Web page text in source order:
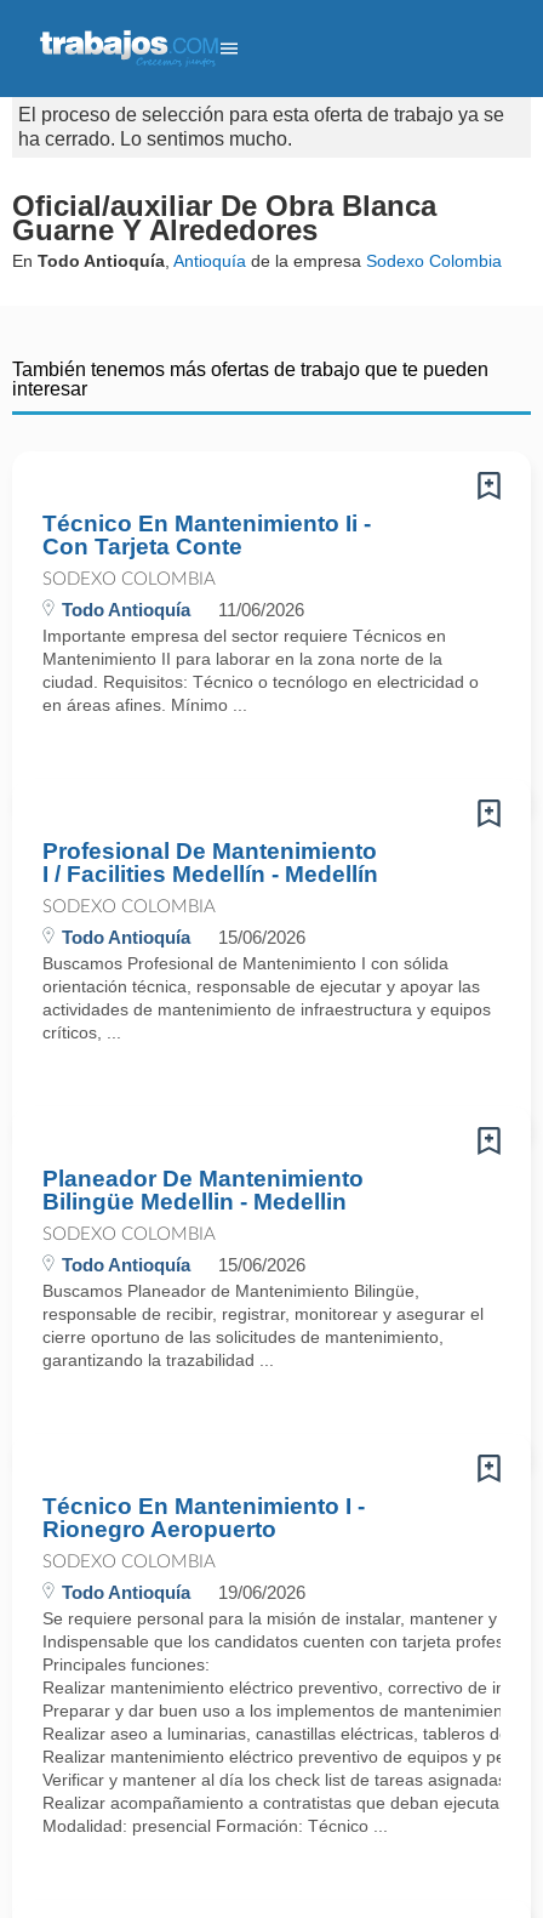
El proceso de selección para esta oferta de trabajo ya se
ha cerrado. Lo sentimos mucho.
Oficial/auxiliar De Obra Blanca
Guarne Y Alrededores
En Todo Antioquía Antioquía de la empresa Sodexo Colombia
También tenemos más ofertas de trabajo que te pueden
interesar
Técnico En Mantenimiento Ii -
Con Tarjeta Conte
SODEXO COLOMBIA
Todo Antioquía 11/06/2026
Importante empresa del sector requiere Técnicos en
Mantenimiento II para laborar en la zona norte de la
ciudad. Requisitos: Técnico o tecnólogo en electricidad o
en áreas afines. Mínimo ...
Profesional De Mantenimiento
I / Facilities Medellín - Medellín
SODEXO COLOMBIA
Todo Antioquía 15/06/2026
Buscamos Profesional de Mantenimiento I con sólida
orientación técnica, responsable de ejecutar y apoyar las
actividades de mantenimiento de infraestructura y equipos
críticos, ...
Planeador De Mantenimiento
Bilingüe Medellin - Medellin
SODEXO COLOMBIA
Todo Antioquía 15/06/2026
Buscamos Planeador de Mantenimiento Bilingüe,
responsable de recibir, registrar, monitorear y asegurar el
cierre oportuno de las solicitudes de mantenimiento,
garantizando la trazabilidad ...
Técnico En Mantenimiento I -
Rionegro Aeropuerto
SODEXO COLOMBIA
Todo Antioquía 19/06/2026
Se requiere personal para la misión de instalar, mantener y
Indispensable que los candidatos cuenten con tarjeta
Principales funciones:
Realizar mantenimiento eléctrico preventivo, correctivo de
Preparar y dar buen uso a los implementos de mantenimiento
Realizar aseo a luminarias, canastillas eléctricas, tableros de
Realizar mantenimiento eléctrico preventivo de equipos y
Verificar y mantener al día los check list de tareas asignadas.
Realizar acompañamiento a contratistas que deban ejecutar
Modalidad: presencial Formación: Técnico ...